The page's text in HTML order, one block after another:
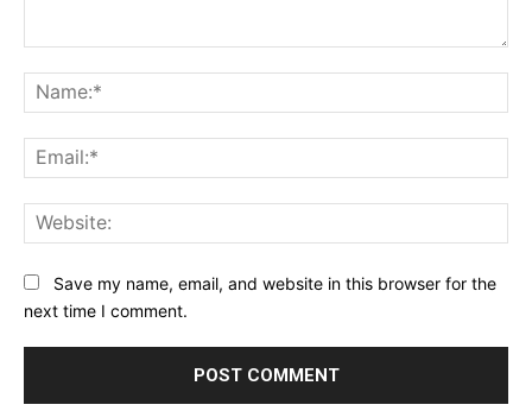
Save my name, email, and website in this browser for the
next time I comment.